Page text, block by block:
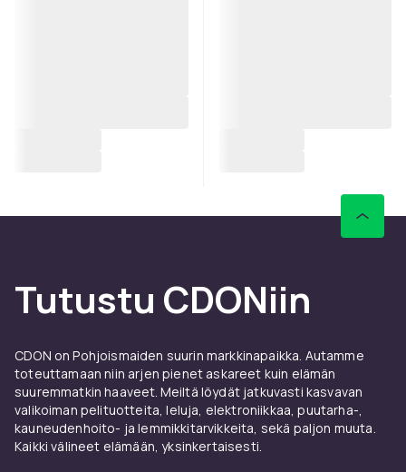
Tutustu CDONiin
CDON on Pohjoismaiden suurin markkinapaikka. Autamme
toteuttamaan niin arjen pienet askareet kuin elämän
suuremmatkin haaveet. Meiltä löydät jatkuvasti kasvavan
valikoiman pelituotteita, leluja, elektroniikkaa, puutarha-,
kauneudenhoito- ja lemmikkitarvikkeita, sekä paljon muuta.
Kaikki välineet elämään, yksinkertaisesti.